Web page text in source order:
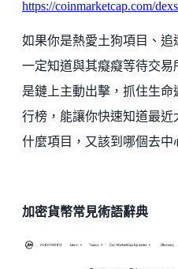
https://coinmarketcap.com/
如果你是熱愛土狗項目、
一定知道與其癡癡等待交
是鏈上主動出擊，抓住生
行榜，能讓你快速知道最
什麼項目，又該到哪個去中
加密貨幣常見術語辭典